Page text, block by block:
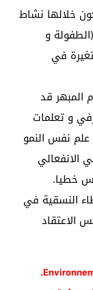
خلالها نشاط
و
في
المبهر قد
و تعلمات
نفس النمو
الانفعالي
خطيا.
النسقية في
الاعتقاد